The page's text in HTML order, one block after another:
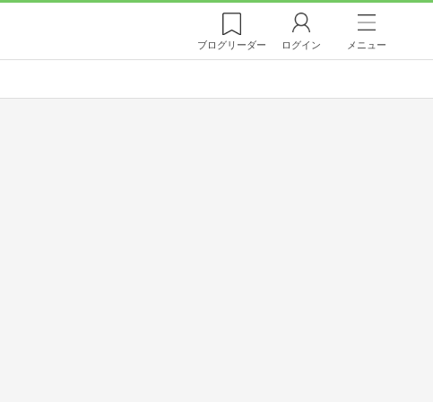
ブログリーダー ログイン メニュー